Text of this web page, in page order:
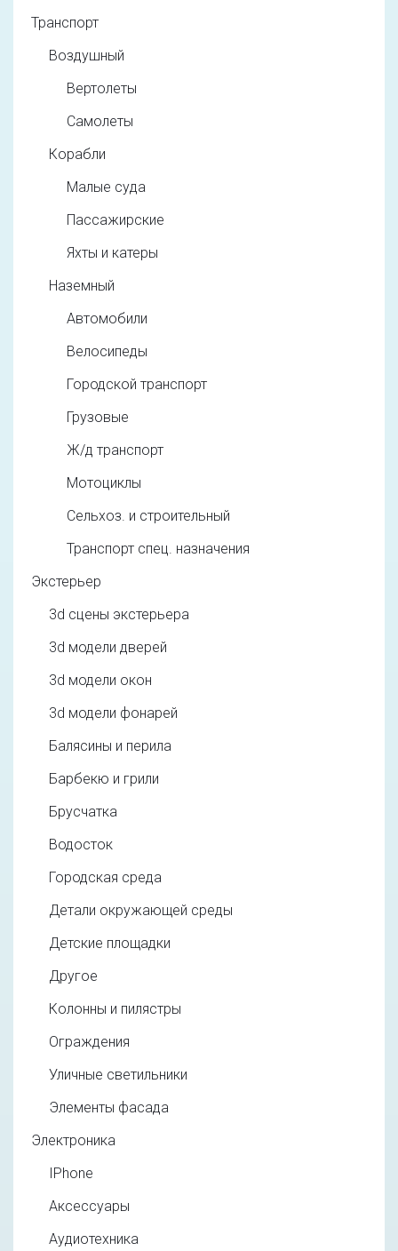
Транспорт
Воздушный
Вертолеты
Самолеты
Корабли
Малые суда
Пассажирские
Яхты и катеры
Наземный
Автомобили
Велосипеды
Городской транспорт
Грузовые
Ж/д транспорт
Мотоциклы
Сельхоз. и строительный
Транспорт спец. назначения
Экстерьер
3d cцены экстерьера
3d модели дверей
3d модели окон
3d модели фонарей
Балясины и перила
Барбекю и грили
Брусчатка
Водосток
Городская среда
Детали окружающей среды
Детские площадки
Другое
Колонны и пилястры
Ограждения
Уличные светильники
Элементы фасада
Электроника
IPhone
Аксессуары
Аудиотехника